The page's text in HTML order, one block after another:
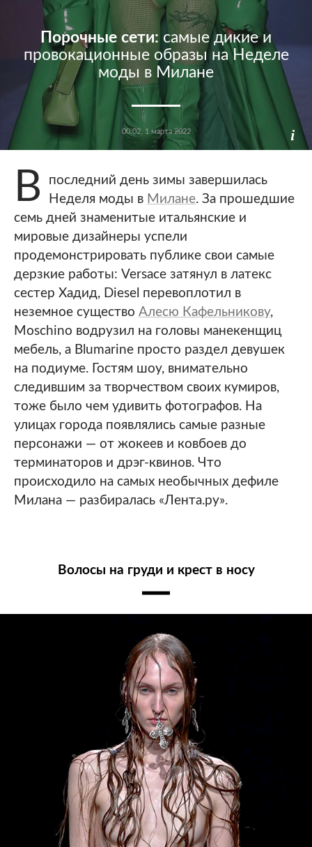
Порочные сети: самые дикие и
провокационные образы на Неделе
моды в Милане
00:02, 1 марта 2022
В
последний день зимы завершилась
Неделя моды в Милане. За прошедшие
семь дней знаменитые итальянские и
мировые дизайнеры успели
продемонстрировать публике свои самые
дерзкие работы: Versace затянул в латекс
сестер Хадид, Diesel перевоплотил в
неземное существо Алесю Кафельникову,
Moschino водрузил на головы манекенщиц
мебель, а Blumarine просто раздел девушек
на подиуме. Гостям шоу, внимательно
следившим за творчеством своих кумиров,
тоже было чем удивить фотографов. На
улицах города появлялись самые разные
персонажи — от жокеев и ковбоев до
терминаторов и дрэг-квинов. Что
происходило на самых необычных дефиле
Милана — разбиралась «Лента.ру».
Волосы на груди и крест в носу